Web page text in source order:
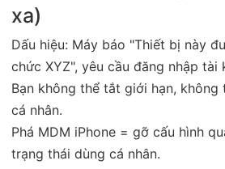
xa)
Dấu hiệu: Máy báo "Thiết bị này
chức XYZ", yêu cầu đăng nhập tài
Bạn không thể tắt giới hạn, không
cá nhân.
Phá MDM iPhone = gỡ cấu hình
trạng thái dùng cá nhân.